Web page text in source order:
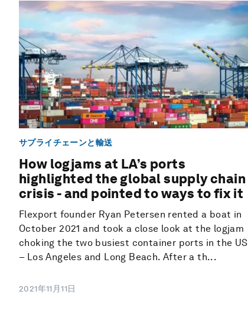
サプライチェーンと輸送
How logjams at LA’s ports
highlighted the global supply chain
crisis - and pointed to ways to fix it
Flexport founder Ryan Petersen rented a boat in
October 2021 and took a close look at the logjam
choking the two busiest container ports in the US
– Los Angeles and Long Beach. After a th...
2021年11月11日